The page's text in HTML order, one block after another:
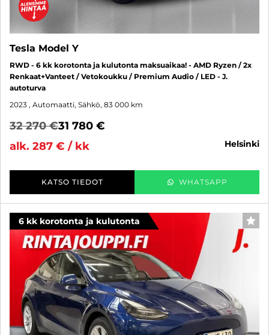
Tesla Model Y
RWD - 6 kk korotonta ja kulutonta maksuaikaa! - AMD Ryzen / 2x
Renkaat+Vanteet / Vetokoukku / Premium Audio / LED - J.
autoturva
2023 , Automaatti, Sähkö, 83 000 km
32 270 €31 780 €
alk. 287 € / kk
helsinki
KATSO TIEDOT WHATSAPP
6 kk korotonta ja kulutonta